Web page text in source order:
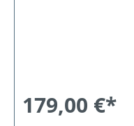
179,00 €*